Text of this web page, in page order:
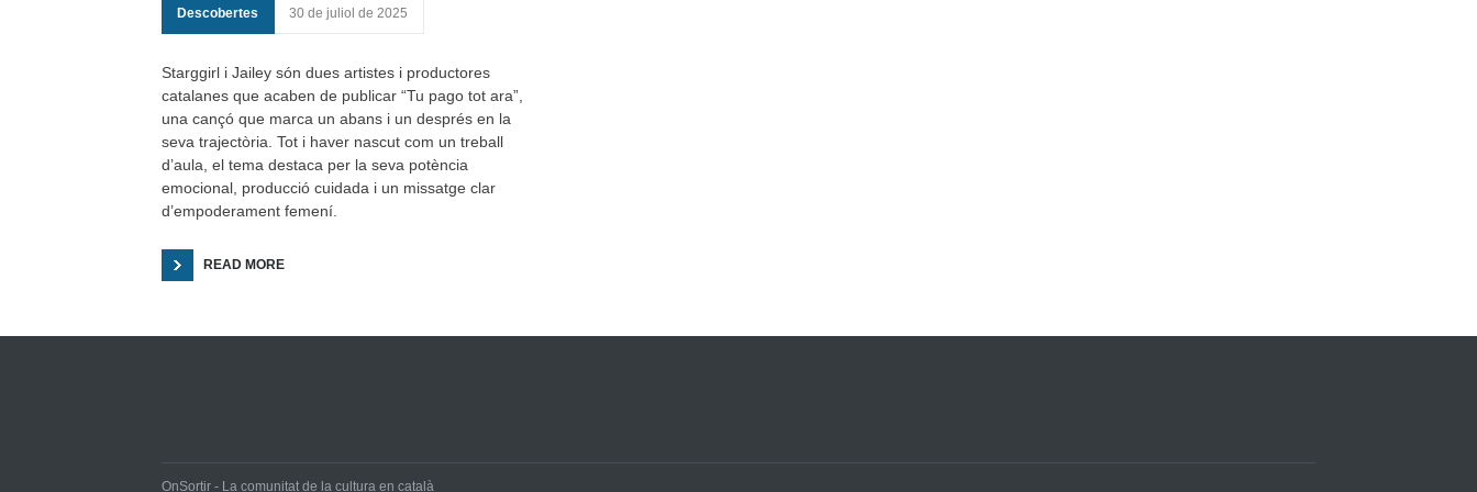
Descobertes 30 de juliol de 2025
Starggirl i Jailey són dues artistes i productores
catalanes que acaben de publicar “Tu pago tot ara”,
una cançó que marca un abans i un després en la
seva trajectòria. Tot i haver nascut com un treball
d’aula, el tema destaca per la seva potència
emocional, producció cuidada i un missatge clar
d’empoderament femení.
READ MORE
OnSortir - La comunitat de la cultura en català